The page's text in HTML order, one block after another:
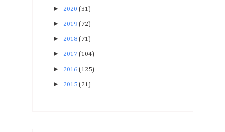
► 2020 (31)
► 2019 (72)
► 2018 (71)
► 2017 (104)
► 2016 (125)
► 2015 (21)